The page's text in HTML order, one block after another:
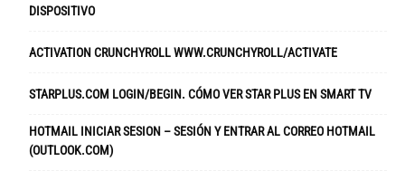
DISPOSITIVO
ACTIVATION CRUNCHYROLL WWW.CRUNCHYROLL/ACTIVATE
STARPLUS.COM LOGIN/BEGIN. CÓMO VER STAR PLUS EN SMART TV
HOTMAIL INICIAR SESION – SESIÓN Y ENTRAR AL CORREO HOTMAIL
(OUTLOOK.COM)